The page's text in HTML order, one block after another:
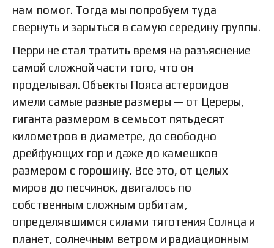
нам помог. Тогда мы попробуем туда
свернуть и зарыться в самую середину группы.
Перри не стал тратить время на разъяснение
самой сложной части того, что он
проделывал. Объекты Пояса астероидов
имели самые разные размеры — от Цереры,
гиганта размером в семьсот пятьдесят
километров в диаметре, до свободно
дрейфующих гор и даже до камешков
размером с горошину. Все это, от целых
миров до песчинок, двигалось по
собственным сложным орбитам,
определявшимся силами тяготения Солнца и
планет, солнечным ветром и радиационным